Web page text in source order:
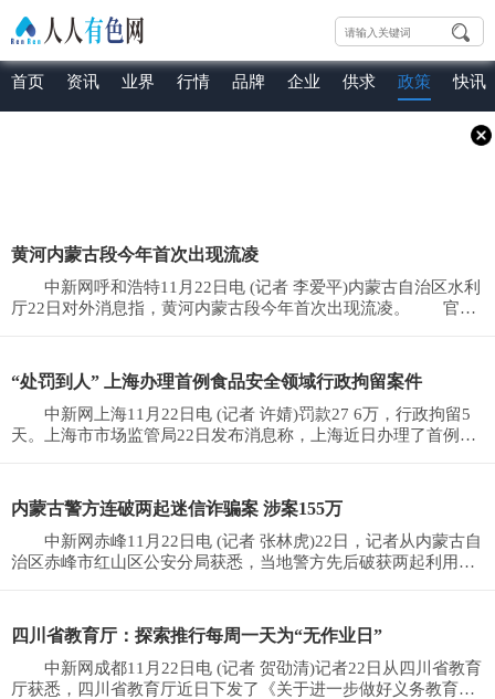
首页 资讯 业界 行情 品牌 企业 供求 政策 快讯
黄河内蒙古段今年首次出现流凌
中新网呼和浩特11月22日电 (记者 李爱平)内蒙古自治区水利
厅22日对外消息指，黄河内蒙古段今年首次出现流凌。 官方
“处罚到人” 上海办理首例食品安全领域行政拘留案件
中新网上海11月22日电 (记者 许婧)罚款27 6万，行政拘留5
天。上海市市场监管局22日发布消息称，上海近日办理了首例适
内蒙古警方连破两起迷信诈骗案 涉案155万
中新网赤峰11月22日电 (记者 张林虎)22日，记者从内蒙古自
治区赤峰市红山区公安分局获悉，当地警方先后破获两起利用迷
四川省教育厅：探索推行每周一天为“无作业日”
中新网成都11月22日电 (记者 贺劭清)记者22日从四川省教育
厅获悉，四川省教育厅近日下发了《关于进一步做好义务教育学